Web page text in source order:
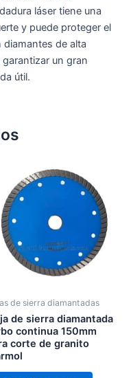
láser tiene una
y puede proteger el
diamantes de alta
un gran
útil.
de sierra diamantadas
de sierra diamantada
continua 150mm
corte de granito